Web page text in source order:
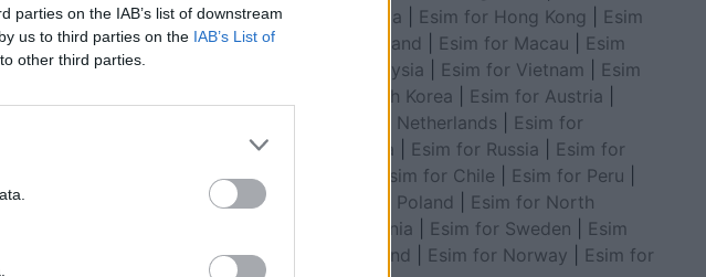
parties on the IAB’s list of downstream
us to third parties on the IAB’s List of
other third parties.
gruas që qendroi 13 orë nën rrënoja
Colombia
Esim for Hong Kong
Esim
for Thailand
Esim for Macau
Esim
for Malaysia
Esim for Vietnam
Esim
for South Korea
Esim for Austria
Esim for Netherlands
Esim for
Australia
Esim for Russia
Esim for
Esim for Chile Esim for Peru
Esim for Poland
Esim for North
Macedonia
Esim for Sweden
Esim
for Finland
Esim for Norway
Esim for